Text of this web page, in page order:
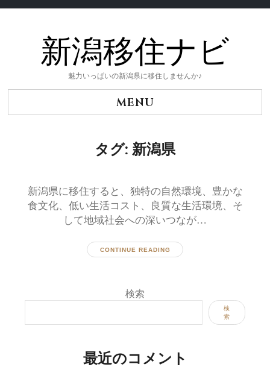
新潟移住ナビ
魅力いっぱいの新潟県に移住しませんか♪
MENU
タグ: 新潟県
新潟県に移住すると、独特の自然環境、豊かな
食文化、低い生活コスト、良質な生活環境、そ
して地域社会への深いつなが…
CONTINUE READING
検索
検
索
最近のコメント